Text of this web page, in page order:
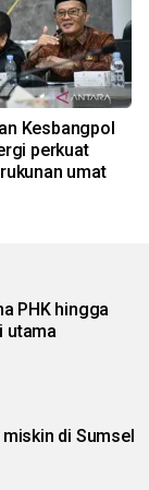
Kesbangpol
perkuat
umat
PHK hingga
utama
di Sumsel